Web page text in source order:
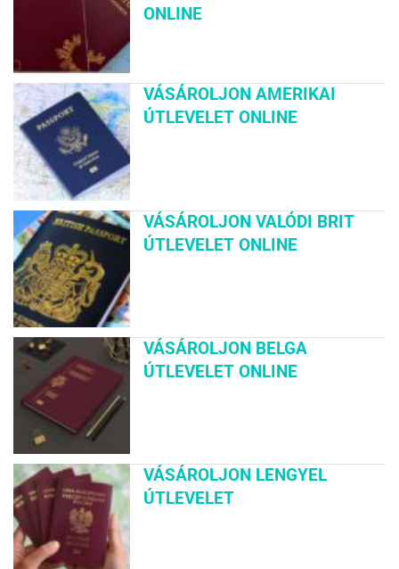
ONLINE
VÁSÁROLJON AMERIKAI
ÚTLEVELET ONLINE
VÁSÁROLJON VALÓDI BRIT
ÚTLEVELET ONLINE
VÁSÁROLJON BELGA
ÚTLEVELET ONLINE
VÁSÁROLJON LENGYEL
ÚTLEVELET